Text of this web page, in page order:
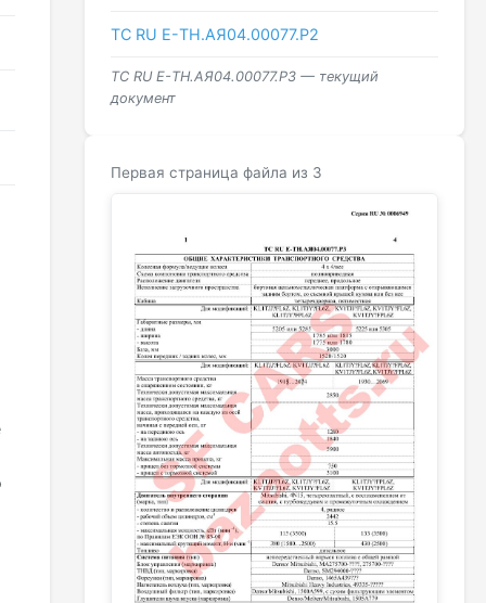
ТС RU Е-TH.АЯ04.00077.Р2
ТС RU Е-TH.АЯ04.00077.Р3 — текущий
документ
Первая страница файла из 3